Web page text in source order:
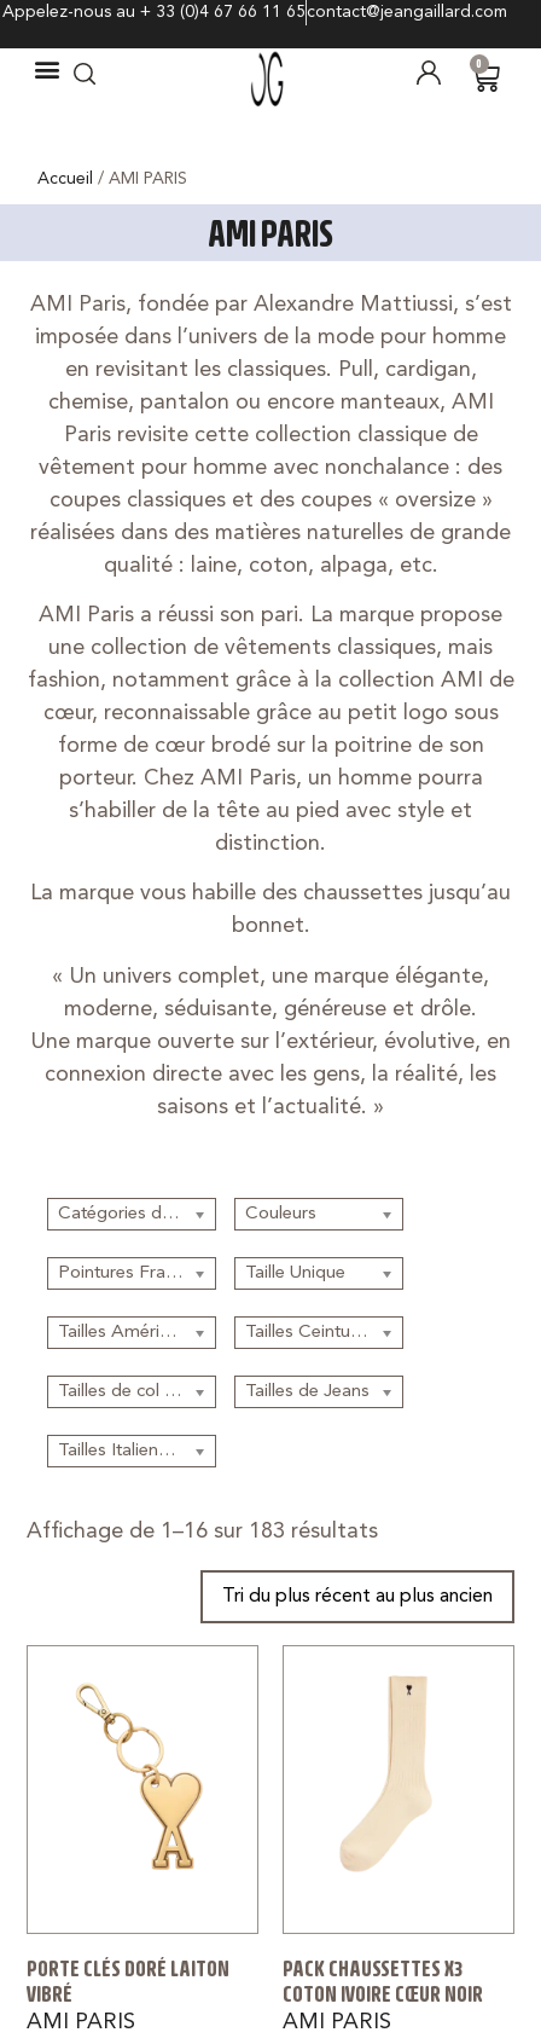
Appelez-nous au + 33 (0)4 67 66 11 65contact@jeangaillard.com
0
Accueil / AMI PARIS
AMI PARIS
AMI Paris, fondée par Alexandre Mattiussi, s’est
imposée dans l’univers de la mode pour homme
en revisitant les classiques. Pull, cardigan,
chemise, pantalon ou encore manteaux, AMI
Paris revisite cette collection classique de
vêtement pour homme avec nonchalance : des
coupes classiques et des coupes « oversize »
réalisées dans des matières naturelles de grande
qualité : laine, coton, alpaga, etc.
AMI Paris a réussi son pari. La marque propose
une collection de vêtements classiques, mais
fashion, notamment grâce à la collection AMI de
cœur, reconnaissable grâce au petit logo sous
forme de cœur brodé sur la poitrine de son
porteur. Chez AMI Paris, un homme pourra
s’habiller de la tête au pied avec style et
distinction.
La marque vous habille des chaussettes jusqu’au
bonnet.
« Un univers complet, une marque élégante,
moderne, séduisante, généreuse et drôle.
Une marque ouverte sur l’extérieur, évolutive, en
connexion directe avec les gens, la réalité, les
saisons et l’actualité. »
Catégories de produits Couleurs
Pointures Françaises Taille Unique
Tailles Américaines Tailles Ceintures
Tailles de col (cm) Tailles de Jeans
Tailles Italiennes
Affichage de 1–16 sur 183 résultats
PORTE CLÉS DORÉ LAITON
VIBRÉ
AMI PARIS
PACK CHAUSSETTES X3
COTON IVOIRE CŒUR NOIR
AMI PARIS